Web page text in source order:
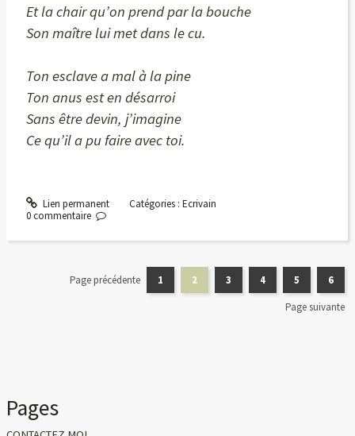
Et la chair qu’on prend par la bouche
Son maître lui met dans le cu.
Ton esclave a mal à la pine
Ton anus est en désarroi
Sans être devin, j’imagine
Ce qu’il a pu faire avec toi.
Lien permanent Catégories : Ecrivain
0 commentaire
Page précédente 1 2 3 4 5 6
Page suivante
Pages